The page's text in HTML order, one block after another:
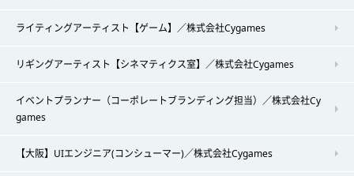
ライティングアーティスト【ゲーム】／株式会社Cygames
リギングアーティスト【シネマティクス室】／株式会社Cygames
イベントプランナー（コーポレートブランディング担当）／株式会社Cy
games
【大阪】UIエンジニア(コンシューマー)／株式会社Cygames